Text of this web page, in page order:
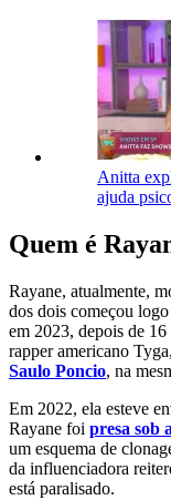
Anitta
ajuda
Quem é
Rayane, atualmente,
dos dois começou
em 2023, depois de
rapper americano
Saulo Poncio, na
Em 2022, ela esteve
Rayane foi presa sob
um esquema de
da influenciadora
está paralisado.